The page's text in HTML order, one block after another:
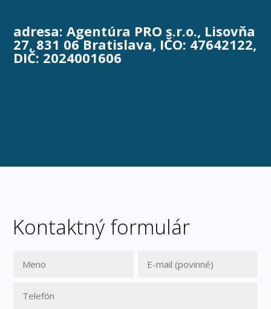
adresa: Agentúra PRO s.r.o., Lisovňa
27, 831 06 Bratislava, IČO: 47642122,
DIČ: 2024001606
Kontaktný formulár